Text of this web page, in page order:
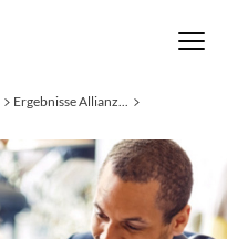
Ergebnisse Allianz...